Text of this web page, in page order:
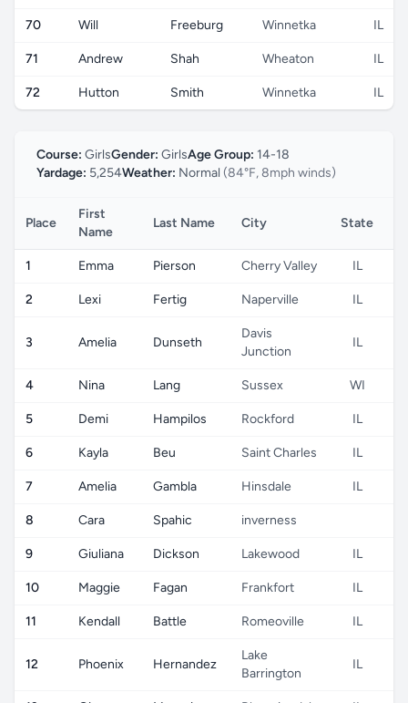
70 Will Freeburg Winnetka IL
71 Andrew Shah Wheaton IL
72 Hutton Smith Winnetka IL
Course: GirlsGender: GirlsAge Group: 14-18
Yardage: 5,254Weather: Normal (84°F, 8mph winds)
Place
First
Name
Last Name City State
1 Emma Pierson Cherry Valley IL
2 Lexi Fertig Naperville IL
3 Amelia Dunseth
Davis
Junction
IL
4 Nina Lang Sussex WI
5 Demi Hampilos Rockford IL
6 Kayla Beu Saint Charles IL
7 Amelia Gambla Hinsdale IL
8 Cara Spahic inverness
9 Giuliana Dickson Lakewood IL
10 Maggie Fagan Frankfort IL
11 Kendall Battle Romeoville IL
12 Phoenix Hernandez
Lake
Barrington
IL